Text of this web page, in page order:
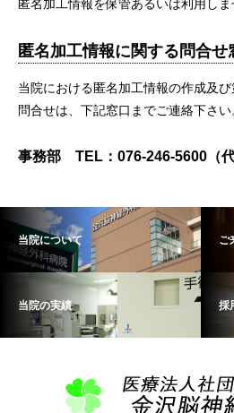
匿名加工情報を保管あるいは利用しま
匿名加工情報に関する問合せ
当院における匿名加工情報の作成及
問合せは、下記窓口までご連絡下さい
事務部 TEL：076-246-5600（代
当院について ご
当院の実績 採